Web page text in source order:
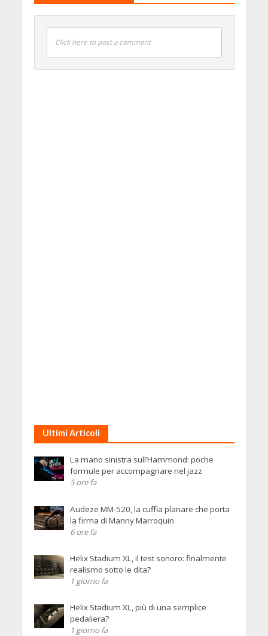
Click here to post a comment
Ultimi Articoli
La mano sinistra sull’Hammond: poche
formule per accompagnare nel jazz
5 ore fa
Audeze MM-520, la cuffia planare che porta
la firma di Manny Marroquin
6 ore fa
Helix Stadium XL, il test sonoro: finalmente
realismo sotto le dita?
1 giorno fa
Helix Stadium XL, più di una semplice
pedaliera?
1 giorno fa